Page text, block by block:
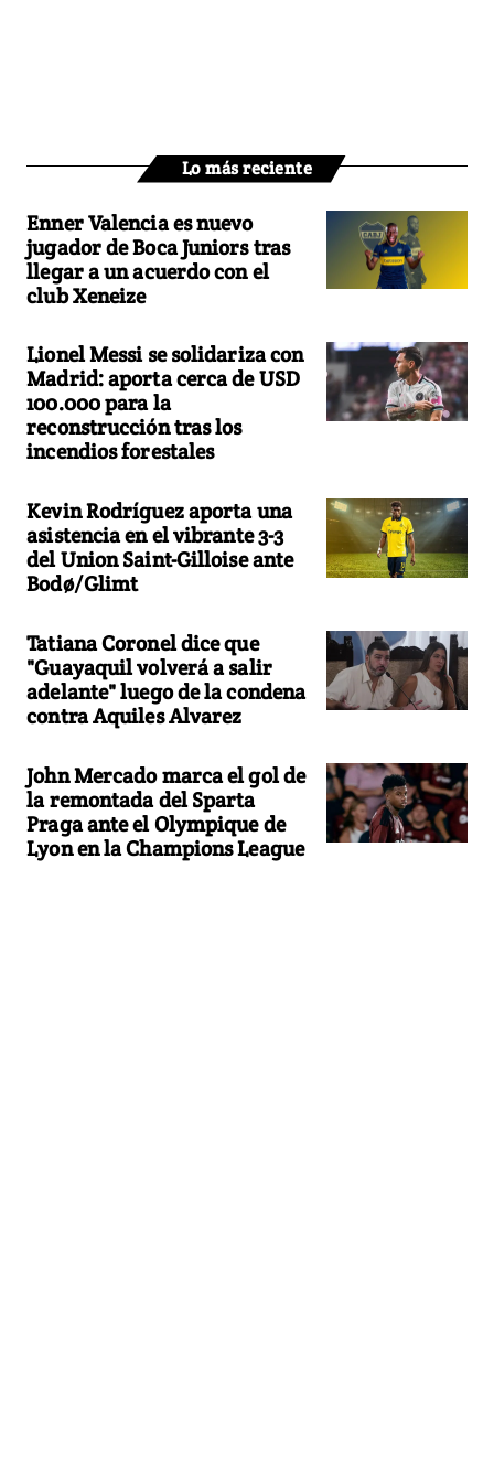
Lo más reciente
Enner Valencia es nuevo
jugador de Boca Juniors tras
llegar a un acuerdo con el
club Xeneize
Lionel Messi se solidariza con
Madrid: aporta cerca de USD
100.000 para la
reconstrucción tras los
incendios forestales
Kevin Rodríguez aporta una
asistencia en el vibrante 3-3
del Union Saint-Gilloise ante
Bodø/Glimt
Tatiana Coronel dice que
"Guayaquil volverá a salir
adelante" luego de la condena
contra Aquiles Alvarez
John Mercado marca el gol de
la remontada del Sparta
Praga ante el Olympique de
Lyon en la Champions League